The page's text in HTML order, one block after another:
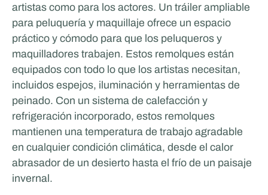
artistas como para los actores. Un tráiler ampliable
para peluquería y maquillaje ofrece un espacio
práctico y cómodo para que los peluqueros y
maquilladores trabajen. Estos remolques están
equipados con todo lo que los artistas necesitan,
incluidos espejos, iluminación y herramientas de
peinado. Con un sistema de calefacción y
refrigeración incorporado, estos remolques
mantienen una temperatura de trabajo agradable
en cualquier condición climática, desde el calor
abrasador de un desierto hasta el frío de un paisaje
invernal.